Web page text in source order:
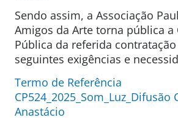
Sendo assim, a Associação
Amigos da Arte torna pública a
Pública da referida
seguintes exigências e
Termo de Referência
CP524_2025_Som_Luz_Difusão
Anastácio